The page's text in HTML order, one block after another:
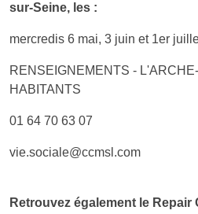
sur-Seine, les :
mercredis 6 mai, 3 juin et 1er
RENSEIGNEMENTS -
HABITANTS
01 64 70 63 07
vie.sociale@ccmsl.com
Retrouvez également le Repair